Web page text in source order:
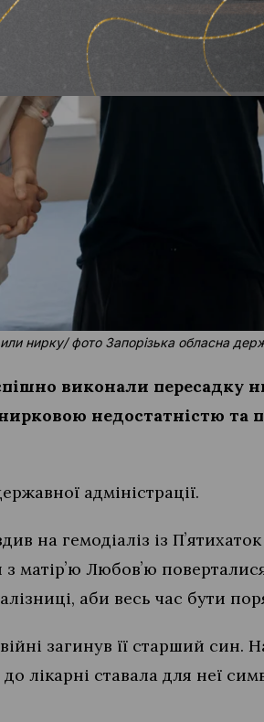
нирку/ фото Запорізька обласна
виконали пересадку
недостатністю та
адміністрації.
на гемодіаліз із
матірʼю Любовʼю
аби весь час бути
загинув її старший син.
лікарні ставала для неї